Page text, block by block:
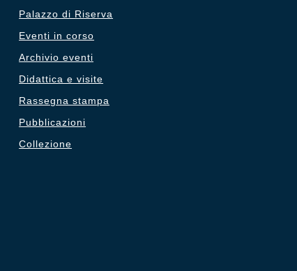
Palazzo di Riserva
Eventi in corso
Archivio eventi
Didattica e visite
Rassegna stampa
Pubblicazioni
Collezione